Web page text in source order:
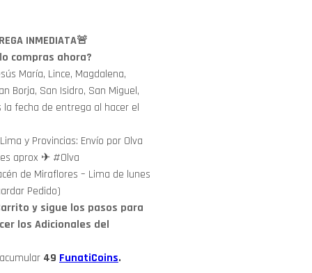
INMEDIATA🚨
compras ahora?
María, Lince, Magdalena,
Borja, San Isidro, San Miguel,
fecha de entrega al hacer el
y Provincias: Envío por Olva
aprox ✈ #Olva
de Miraflores – Lima de lunes
Pedido)
y sigue los pasos para
los Adicionales del
49 FunatiCoins.